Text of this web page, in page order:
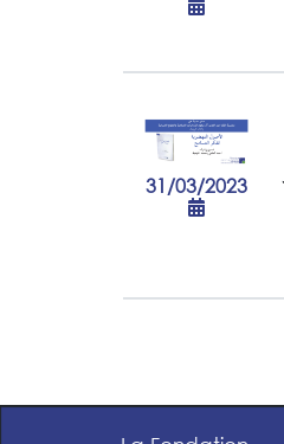
31/03/2023